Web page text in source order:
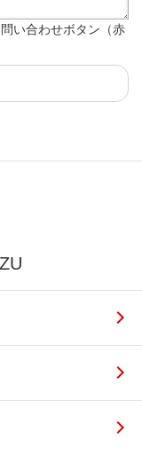
い合わせボタン（赤